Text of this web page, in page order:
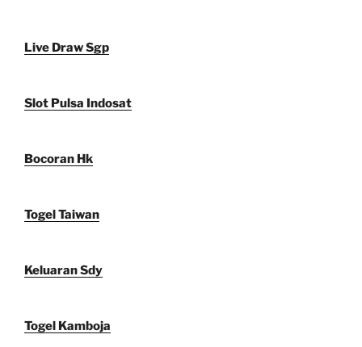
Live Draw Sgp
Slot Pulsa Indosat
Bocoran Hk
Togel Taiwan
Keluaran Sdy
Togel Kamboja